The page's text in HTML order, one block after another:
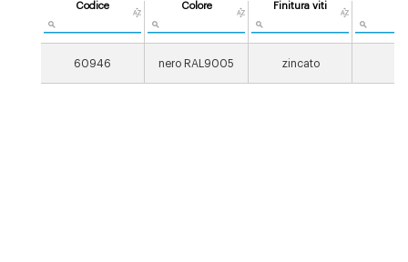
Codice Colore Finitura viti
60946 nero RAL9005 zincato